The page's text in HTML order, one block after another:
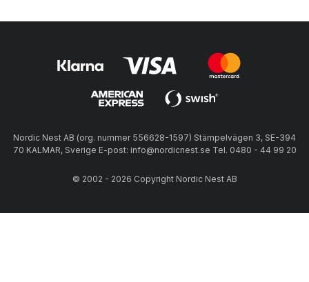
Nordic Nest AB (org. nummer 556628-1597) Stämpelvägen 3, SE-394
70 KALMAR, Sverige E-post: info@nordicnest.se Tel. 0480 - 44 99 20
© 2002 - 2026 Copyright Nordic Nest AB